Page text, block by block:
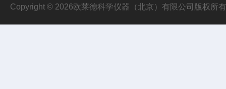
Copyright © 2026欧莱德科学仪器（北京）有限公司版权